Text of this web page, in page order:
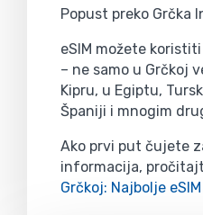
Popust preko Grčka
eSIM možete
– ne samo u Grčkoj
Kipru, u Egiptu,
Španiji i mnogim
Ako prvi put čujete
informacija,
Grčkoj: Najbolje